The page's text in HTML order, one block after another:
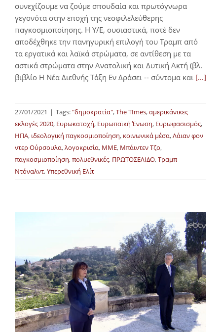
συνεχίζουμε να ζούμε σπουδαία και πρωτόγνωρα
γεγονότα στην εποχή της νεοφιλελεύθερης
παγκοσμιοποίησης. Η Υ/Ε, ουσιαστικά, ποτέ δεν
αποδέχθηκε την πανηγυρική επιλογή του Τραμπ από
τα εργατικά και λαϊκά στρώματα, σε αντίθεση με τα
αστικά στρώματα στην Ανατολική και Δυτική Ακτή (βλ.
βιβλίο Η Νέα Διεθνής Τάξη Εν Δράσει -- σύντομα και [...]
27/01/2021 | Tags:"δημοκρατία",The TImes,αμερικάνικες
εκλογές 2020, Ευρωκατοχή, Ευρωπαϊκή Ένωση, Ευρωφασισμός,
ΗΠΑ, ιδεολογική παγκοσμιοποίηση, κοινωνικά μέσα,Λάιαν φον
ντερ Ούρσουλα,λογοκρισία, ΜΜΕ, Μπάιντεν Τζο,
παγκοσμιοποίηση,πολυεθνικές, ΠΡΩΤΟΣΕΛΙΔΟ,Τραμπ
Ντόναλντ,Υπερεθνική Ελίτ